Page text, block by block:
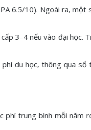
6.5/10). Ngoài ra, một
3–4 nếu vào đại học.
du học, thông qua
trung bình mỗi năm